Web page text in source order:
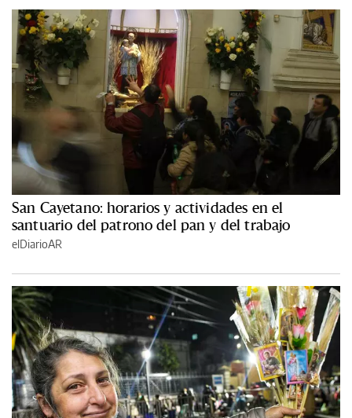
San Cayetano: horarios y actividades en el
santuario del patrono del pan y del trabajo
elDiarioAR